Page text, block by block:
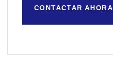
CONTACTAR AHORA